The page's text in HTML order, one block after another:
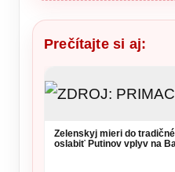
Prečítajte si aj:
Zelenskyj mieri do
oslabiť Putinov vplyv na